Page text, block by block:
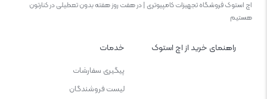
اچ استوک فروشگاه تجهیزات کامپیوتری | در هفت روز هفته بدون تعطیلی در کنارتون
هستیم
راهنمای خرید از اچ استوک خدمات
پیگیری سفارشات
لیست فروشندگان